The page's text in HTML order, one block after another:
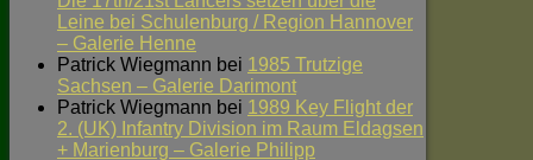
Leine bei Schulenburg / Region Hannover
– Galerie Henne
Patrick Wiegmann bei 1985 Trutzige
Sachsen – Galerie Darimont
Patrick Wiegmann bei 1989 Key Flight der
2. (UK) Infantry Division im Raum Eldagsen
+ Marienburg – Galerie Philipp